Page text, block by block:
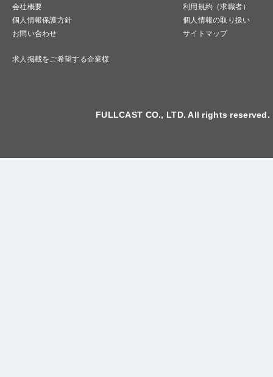
会社概要
利用規約（求職者）
個人情報保護方針
個人情報の取り扱い
お問い合わせ
サイトマップ
求人掲載をご希望する企業様
FULLCAST CO., LTD. All rights reserved.